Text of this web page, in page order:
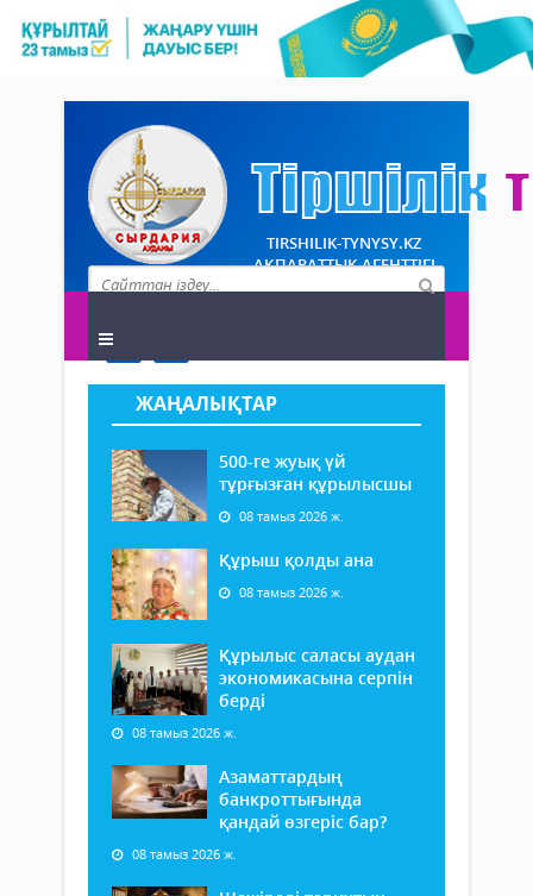
TIRSHILIK-TYNYSY.KZ
АҚПАРАТТЫҚ АГЕНТТІГІ
ЖАҢАЛЫҚТАР
500-ге жуық үй
тұрғызған құрылысшы
08 тамыз 2026 ж.
Құрыш қолды ана
08 тамыз 2026 ж.
Құрылыс саласы аудан
экономикасына серпін
берді
08 тамыз 2026 ж.
Азаматтардың
банкроттығында
қандай өзгеріс бар?
08 тамыз 2026 ж.